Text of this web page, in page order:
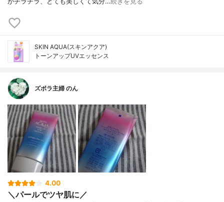
SKIN AQUA(スキンアクア)
トーンアップUVエッセンス
ズボラ主婦 のん
4.00
＼パールでツヤ肌に／